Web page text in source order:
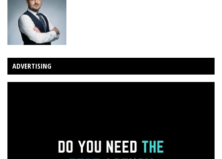
ADVERTISING